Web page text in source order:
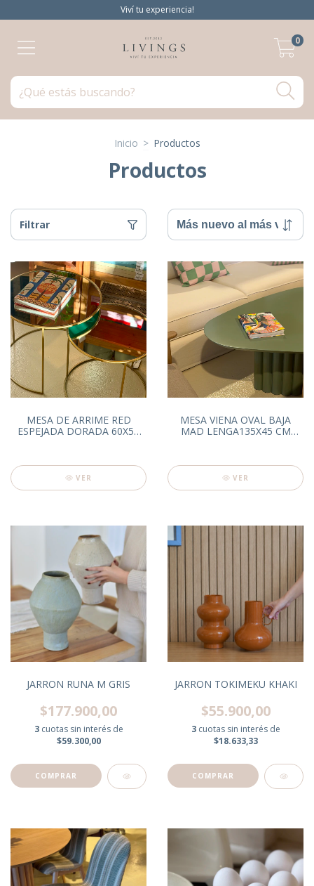
Viví tu experiencia!
0
Inicio > Productos
Productos
Filtrar
MESA DE ARRIME RED
ESPEJADA DORADA 60X50
VER
MESA VIENA OVAL BAJA
MAD LENGA135X45 CM
VER
JARRON RUNA M GRIS
$177.900,00
3 cuotas sin interés de
$59.300,00
JARRON TOKIMEKU KHAKI
$55.900,00
3 cuotas sin interés de
$18.633,33